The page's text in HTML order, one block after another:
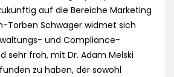
auf die Bereiche Marketing
Torben Schwager widmet sich
und Compliance-
sehr froh, mit Dr. Adam Melski
zu haben, der sowohl